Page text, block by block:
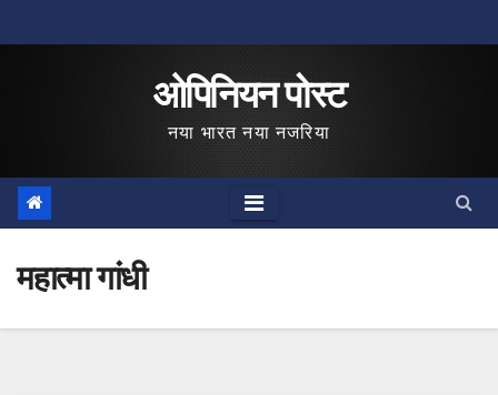
to
ओपिनियन पोस्ट
नया भारत नया नजरिया
महात्मा गांधी